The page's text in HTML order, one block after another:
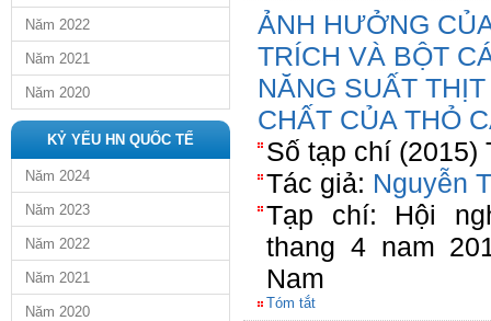
Năm 2022
Năm 2021
Năm 2020
KỶ YẾU HN QUỐC TẾ
Năm 2024
Năm 2023
Năm 2022
Năm 2021
Năm 2020
ẢNH HƯỞNG
TRÍCH VÀ BỘT
NĂNG SUẤT
CHẤT CỦA THỎ
Số tạp chí (2015)
Tác giả: Nguyễn
Tạp chí: Hội
thang 4 nam
Nam
Tóm tắt